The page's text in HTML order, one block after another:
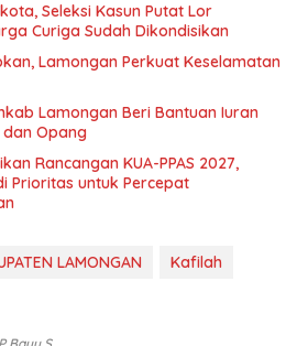
Seleksi Kasun Putat Lor
Curiga Sudah Dikondisikan
Lamongan Perkuat Keselamatan
Lamongan Beri Bantuan Iuran
Opang
Rancangan KUA-PPAS 2027,
Prioritas untuk Percepat
LAMONGAN
Kafilah